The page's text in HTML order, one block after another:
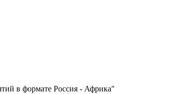
в формате Россия - Африка"